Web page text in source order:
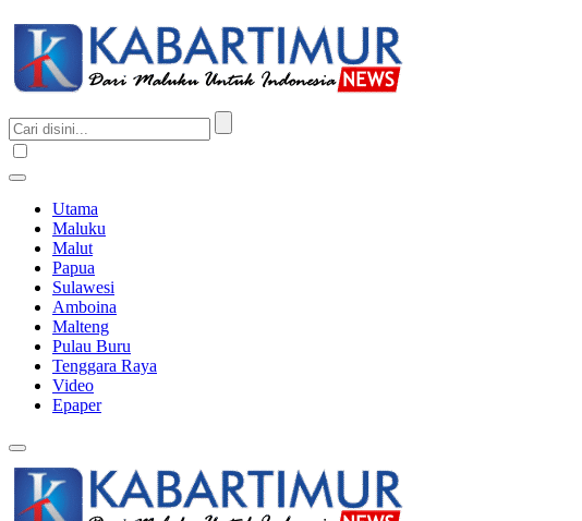
Utama
Maluku
Malut
Papua
Sulawesi
Amboina
Malteng
Pulau Buru
Tenggara Raya
Video
Epaper